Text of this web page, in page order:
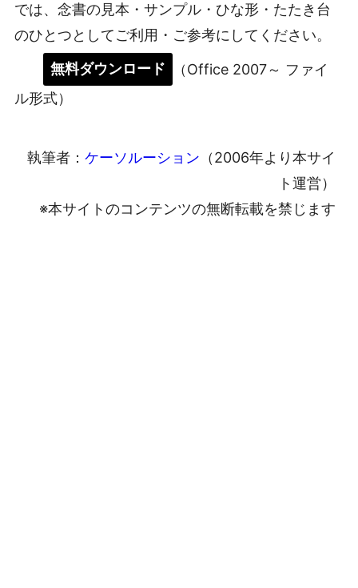
では、念書の見本・サンプル・ひな形・たたき台
のひとつとしてご利用・ご参考にしてください。
無料ダウンロード
（Office 2007～ ファイ
ル形式）
執筆者： ケーソルーション （2006年より本サイ
ト運営）
※本サイトのコンテンツの無断転載を禁じます